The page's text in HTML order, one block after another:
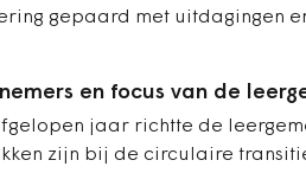
gepaard met uitdagingen
en focus van de
jaar richtte de
zijn bij de circulaire